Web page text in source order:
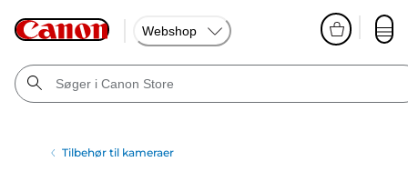
Webshop
Tilbehør til kameraer